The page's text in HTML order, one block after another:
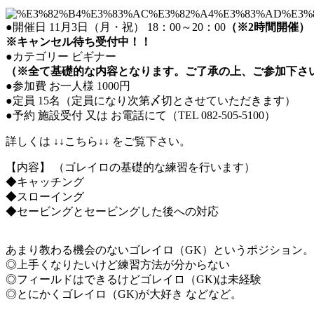
●開催日 11月3日（月・祝） 18：00～20：00 （※2時間開催）
※キャンセル待ち受付中！！
●カテゴリー ビギナー
（※全て基礎的な内容となります。ご了承の上、ご参加下さ
●参加費 お一人様 1000円
●定員 15名（定員になり次第〆切とさせていただきます）
●予約 施設受付 又は お電話にて（TEL 082-505-5100）
詳しくは ↓↓こちら↓↓ をご覧下さい。
【内容】 （ゴレイロの基礎的な練習を行います）
◆キャッチング
◆スローイング
◆セービングとセービングした後への対応
あまり教わる機会のないゴレイロ（GK）というポジション。
◎上手くなりたいけど練習方法が分からない
◎フィールドはできるけどゴレイロ（GK)は未経験
◎とにかくゴレイロ（GK)が大好き などなど。